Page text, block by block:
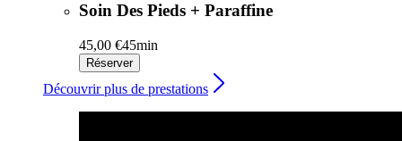
Soin Des Pieds + Paraffine
45,00 €45min
Réserver
Découvrir plus de prestations